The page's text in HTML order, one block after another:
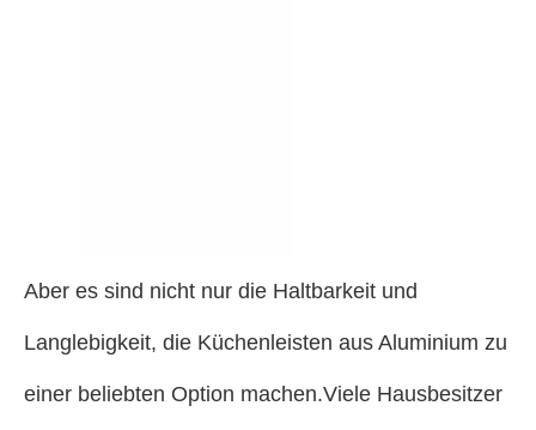
Aber es sind nicht nur die Haltbarkeit und
Langlebigkeit, die Küchenleisten aus Aluminium zu
einer beliebten Option machen.Viele Hausbesitzer